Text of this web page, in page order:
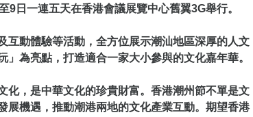
日一連五天在香港會議展覽中心舊翼3G舉行。
互動體驗等活動，全方位展示潮汕地區深厚的人文
為亮點，打造適合一家大小參與的文化嘉年華。
化，是中華文化的珍貴財富。香港潮州節不單是文
展機遇，推動潮港兩地的文化產業互動。期望香港